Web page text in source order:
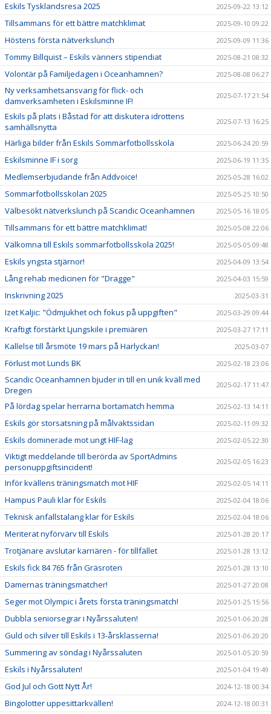
Eskils Tysklandsresa 2025 2025-09-22 13:12
Tillsammans för ett bättre matchklimat 2025-09-10 09:22
Höstens första nätverkslunch 2025-09-09 11:36
Tommy Billquist – Eskils vänners stipendiat 2025-08-21 08:32
Volontär på Familjedagen i Oceanhamnen? 2025-08-08 06:27
Ny verksamhetsansvarig för flick- och
damverksamheten i Eskilsminne IF!
2025-07-17 21:54
Eskils på plats i Båstad för att diskutera idrottens
samhällsnytta
2025-07-13 16:25
Härliga bilder från Eskils Sommarfotbollsskola 2025-06-24 20:59
Eskilsminne IF i sorg 2025-06-19 11:35
Medlemserbjudande från Addvoice! 2025-05-28 16:02
Sommarfotbollsskolan 2025 2025-05-25 10:50
Välbesökt nätverkslunch på Scandic Oceanhamnen 2025-05-16 18:05
Tillsammans för ett bättre matchklimat! 2025-05-08 22:06
Välkomna till Eskils sommarfotbollsskola 2025! 2025-05-05 09:48
Eskils yngsta stjärnor! 2025-04-09 13:54
Lång rehab medicinen för "Dragge" 2025-04-03 15:59
Inskrivning 2025 2025-03-31
Izet Kaljic: "Ödmjukhet och fokus på uppgiften" 2025-03-29 09:44
Kraftigt förstärkt Ljungskile i premiären 2025-03-27 17:11
Kallelse till årsmöte 19 mars på Harlyckan! 2025-03-07
Förlust mot Lunds BK 2025-02-18 23:06
Scandic Oceanhamnen bjuder in till en unik kväll med
Dregen
2025-02-17 11:47
På lördag spelar herrarna bortamatch hemma 2025-02-13 14:11
Eskils gör storsatsning på målvaktssidan 2025-02-11 09:32
Eskils dominerade mot ungt HIF-lag 2025-02-05 22:30
Viktigt meddelande till berörda av SportAdmins
personuppgiftsincident!
2025-02-05 16:23
Inför kvällens träningsmatch mot HIF 2025-02-05 14:11
Hampus Pauli klar för Eskils 2025-02-04 18:06
Teknisk anfallstalang klar för Eskils 2025-02-04 18:06
Meriterat nyförvärv till Eskils 2025-01-28 20:17
Trotjänare avslutar karriären - för tillfället 2025-01-28 13:12
Eskils fick 84 765 från Gräsroten 2025-01-28 13:10
Damernas träningsmatcher! 2025-01-27 20:08
Seger mot Olympic i årets första träningsmatch! 2025-01-25 15:56
Dubbla seniorsegrar i Nyårssaluten! 2025-01-06 20:28
Guld och silver till Eskils i 13-årsklasserna! 2025-01-06 20:20
Summering av söndag i Nyårssaluten 2025-01-05 20:59
Eskils i Nyårssaluten! 2025-01-04 19:49
God Jul och Gott Nytt År! 2024-12-18 00:34
Bingolotter uppesittarkvällen! 2024-12-18 00:31